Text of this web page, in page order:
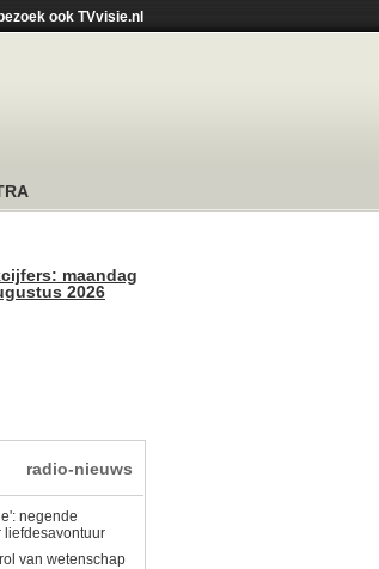
bezoek ook TVvisie.nl
maandag
2026
radio-nieuws
negende
liefdesavontuur
van wetenschap